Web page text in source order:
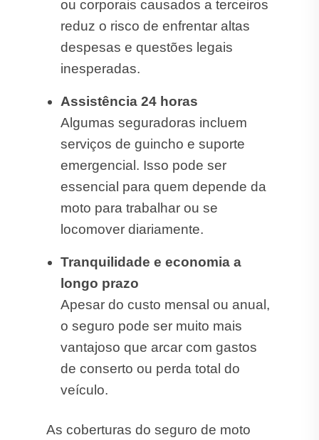
ou corporais causados a terceiros
reduz o risco de enfrentar altas
despesas e questões legais
inesperadas.
Assistência 24 horas
Algumas seguradoras incluem
serviços de guincho e suporte
emergencial. Isso pode ser
essencial para quem depende da
moto para trabalhar ou se
locomover diariamente.
Tranquilidade e economia a
longo prazo
Apesar do custo mensal ou anual,
o seguro pode ser muito mais
vantajoso que arcar com gastos
de conserto ou perda total do
veículo.
As coberturas do seguro de moto